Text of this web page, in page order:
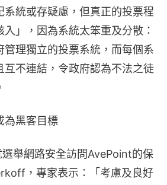
系統或存疑慮，但真正的投票程
」，因為系統太笨重及分散：
管理獨立的投票系統，而每個系
互不連結，令政府認為不法之徒
黑客目標
舉網路安全訪問AvePoint的保
，專家表示：「考慮及良好